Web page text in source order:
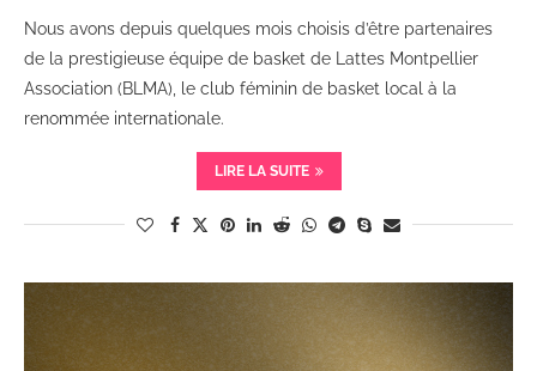
Nous avons depuis quelques mois choisis d’être partenaires
de la prestigieuse équipe de basket de Lattes Montpellier
Association (BLMA), le club féminin de basket local à la
renommée internationale.
LIRE LA SUITE